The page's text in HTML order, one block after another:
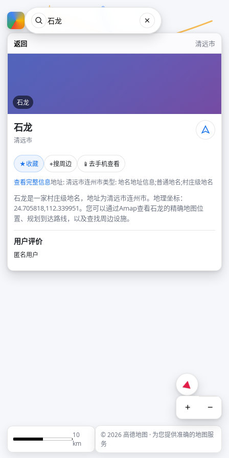
返回 清远市
石龙
石龙
清远市
★收藏 ⌖搜周边 📱 去手机查看
查看完整信息地址: 清远市连州市类型: 地名地址信息;普通地名;村庄级地名
石龙是一家村庄级地名，地址为清远市连州市。地理坐标：
24.705818,112.339951。您可以通过Amap查看石龙的精确地图位
置、规划到达路线，以及查找周边设施。
用户评价
匿名用户
+ −
10
km
© 2026 高德地图 · 为您提供准确的地图服
务